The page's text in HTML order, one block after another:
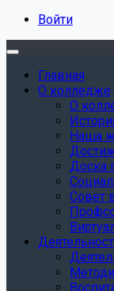
Войти
Главная
О колледже
О
Наша
Доска
Совет